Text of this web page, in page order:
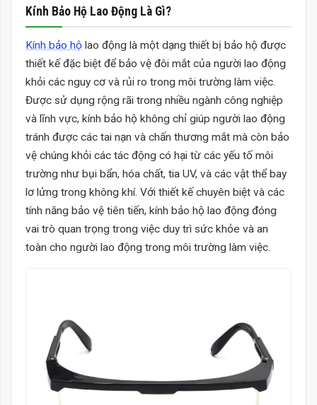
Kính Bảo Hộ Lao Động Là Gì?
Kính bảo hộ lao động là một dạng thiết bị bảo hộ được
thiết kế đặc biệt để bảo vệ đôi mắt của người lao động
khỏi các nguy cơ và rủi ro trong môi trường làm việc.
Được sử dụng rộng rãi trong nhiều ngành công nghiệp
và lĩnh vực, kính bảo hộ không chỉ giúp người lao động
tránh được các tai nạn và chấn thương mắt mà còn bảo
vệ chúng khỏi các tác động có hại từ các yếu tố môi
trường như bụi bẩn, hóa chất, tia UV, và các vật thể bay
lơ lửng trong không khí. Với thiết kế chuyên biệt và các
tính năng bảo vệ tiên tiến, kính bảo hộ lao động đóng
vai trò quan trọng trong việc duy trì sức khỏe và an
toàn cho người lao động trong môi trường làm việc.